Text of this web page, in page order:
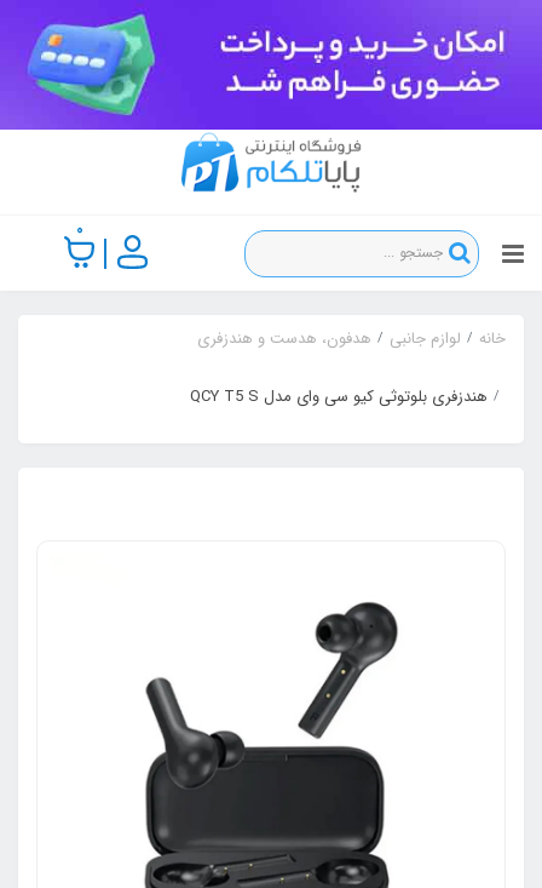
0
خانه لوازم جانبی هدفون، هدست و هندزفری
هندزفری بلوتوثی کیو سی وای مدل QCY T5 S